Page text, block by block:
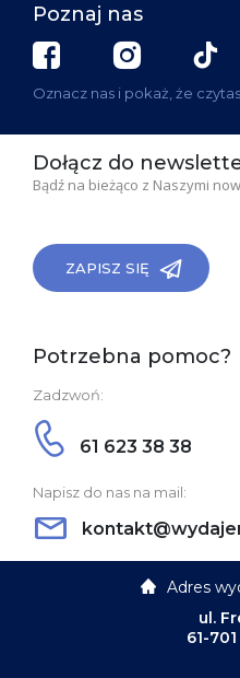
Poznaj nas
Oznacz nas i pokaż, że
Dołącz do
Bądź na bieżąco z Naszymi
ZAPISZ SIĘ
Potrzebna pomoc?
Zadzwoń:
61 623 38 38
Napisz do nas na mail:
Adres
ul.
61-